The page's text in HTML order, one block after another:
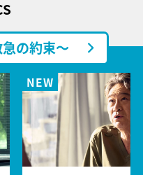
の約束～